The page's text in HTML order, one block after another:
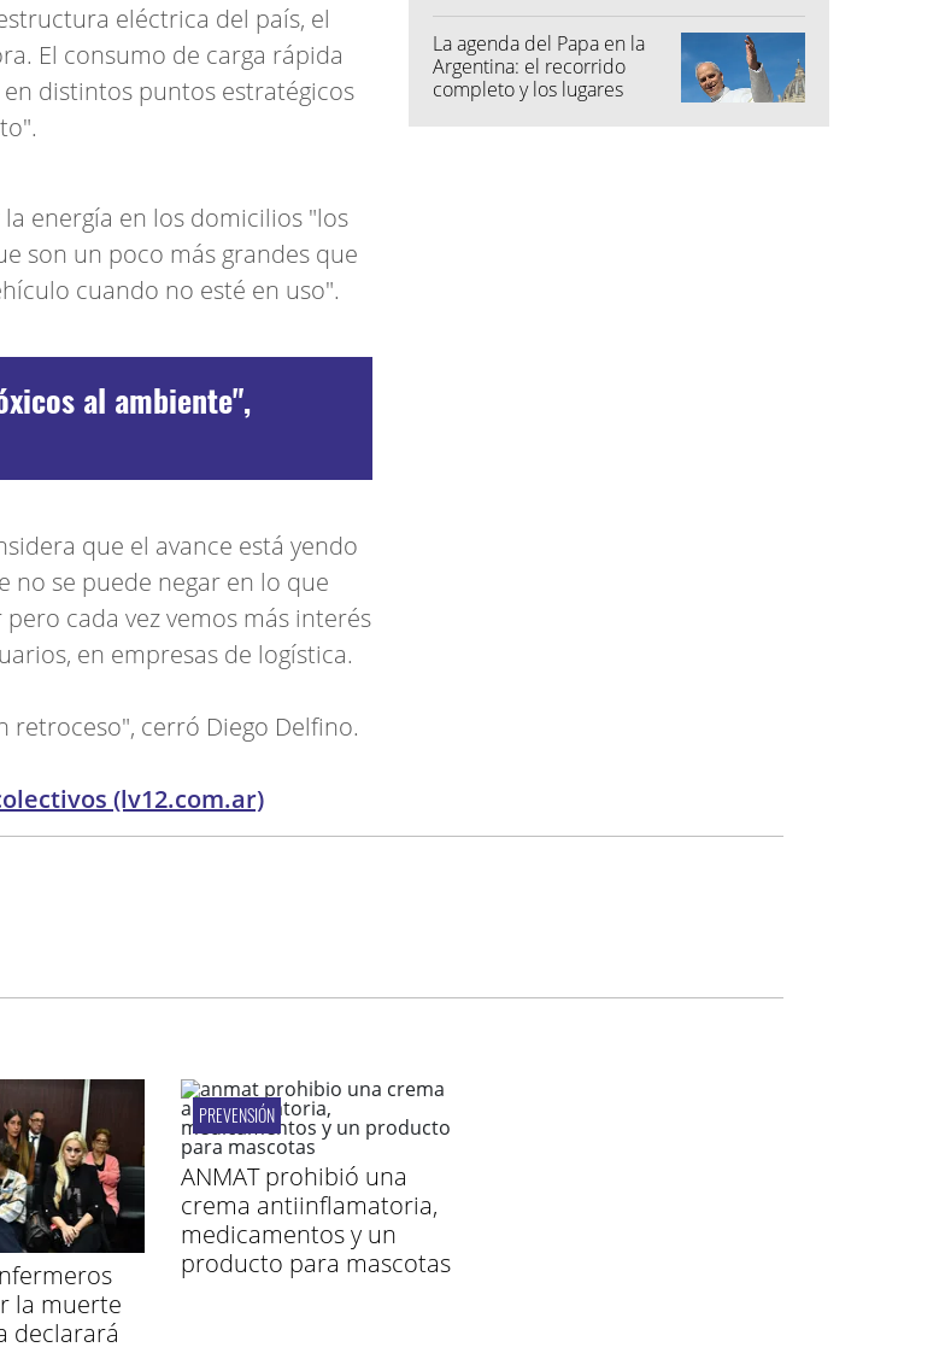
eléctrica del país, el
El consumo de carga rápida
distintos puntos estratégicos
energía en los domicilios "los
son un poco más grandes que
cuando no esté en uso".
al ambiente",
que el avance está yendo
no se puede negar en lo que
cada vez vemos más interés
en empresas de logística.
retroceso", cerró Diego Delfino.
(lv12.com.ar)
La agenda del Papa en la
Argentina: el recorrido
completo y los lugares
la muerte
declarará
PREVENSIÓN
ANMAT prohibió una
crema antiinflamatoria,
medicamentos y un
producto para mascotas